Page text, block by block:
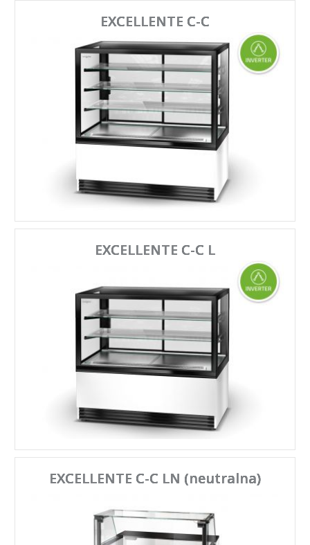
EXCELLENTE C-C
EXCELLENTE C-C L
EXCELLENTE C-C LN (neutralna)